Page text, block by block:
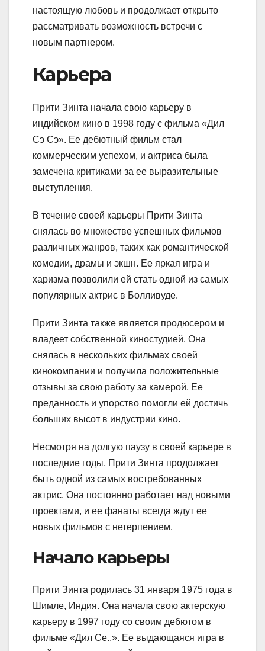
настоящую любовь и продолжает открыто
рассматривать возможность встречи с
новым партнером.
Карьера
Прити Зинта начала свою карьеру в
индийском кино в 1998 году с фильма «Дил
Сэ Сэ». Ее дебютный фильм стал
коммерческим успехом, и актриса была
замечена критиками за ее выразительные
выступления.
В течение своей карьеры Прити Зинта
снялась во множестве успешных фильмов
различных жанров, таких как романтической
комедии, драмы и экшн. Ее яркая игра и
харизма позволили ей стать одной из самых
популярных актрис в Болливуде.
Прити Зинта также является продюсером и
владеет собственной киностудией. Она
снялась в нескольких фильмах своей
кинокомпании и получила положительные
отзывы за свою работу за камерой. Ее
преданность и упорство помогли ей достичь
больших высот в индустрии кино.
Несмотря на долгую паузу в своей карьере в
последние годы, Прити Зинта продолжает
быть одной из самых востребованных
актрис. Она постоянно работает над новыми
проектами, и ее фанаты всегда ждут ее
новых фильмов с нетерпением.
Начало карьеры
Прити Зинта родилась 31 января 1975 года в
Шимле, Индия. Она начала свою актерскую
карьеру в 1997 году со своим дебютом в
фильме «Дил Се..». Ее выдающаяся игра в